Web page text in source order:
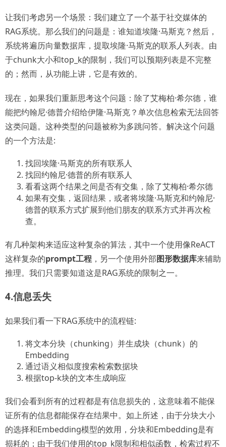
让我们考虑另一个场景：我们建立了一个基于社交媒体的
RAG系统。那么我们的问题是：谁知道埃隆·马斯克？然后，
系统将遍历向量数据库，提取埃隆·马斯克的联系人列表。由
于chunk大小和top_k的限制，我们可以预期列表是不完整
的；然而，从功能上讲，它是有效的。
现在，如果我们重新思考这个问题：除了艾梅柏·希尔德，谁
能把约翰尼·德普介绍给伊隆·马斯克？单次信息检索无法回答
这类问题。这种类型的问题被称为多跳问答。解决这个问题
的一个方法是:
找回埃隆·马斯克的所有联系人
找回约翰尼·德普的所有联系人
看看这两个结果之间是否有交集，除了艾梅柏·希尔德
如果有交集，返回结果，或者将埃隆·马斯克和约翰尼·
德普的联系方式扩展到他们朋友的联系方式并再次检
查。
有几种架构来适应这种复杂的算法，其中一个使用像ReACT
这样复杂的prompt工程 ，另一个使用外部图形数据库来辅助
推理。我们只需要知道这是RAG系统的限制之一。
4.信息丢失
如果我们看一下RAG系统中的流程链:
将文本分块（chunking）并生成块（chunk）的
Embedding
通过语义相似度搜索检索数据块
根据top-k块的文本生成响应
我们会看到所有的过程都是有信息损失的，这意味着不能保
证所有的信息都能保存在结果中。如上所述，由于分块大小
的选择和Embedding模型的效用，分块和Embedding是有
损耗的；由于我们使用的top_k限制和相似函数，检索过程不